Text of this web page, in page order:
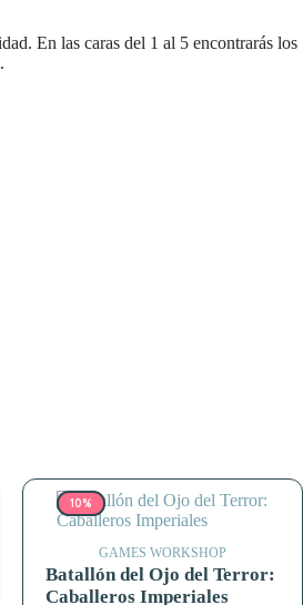
En las caras del 1 al 5 encontrarás los
10%
GAMES WORKSHOP
Batallón del Ojo del Terror:
Caballeros Imperiales